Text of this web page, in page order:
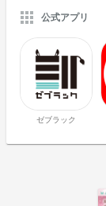
公式アプリ
ゼブラック